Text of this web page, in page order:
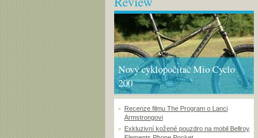
Nový cyklopočítač Mio Cyclo
200
Recenze filmu The Program o Lanci
Armstrongovi
Exkluzivní kožené pouzdro na mobil Bellroy